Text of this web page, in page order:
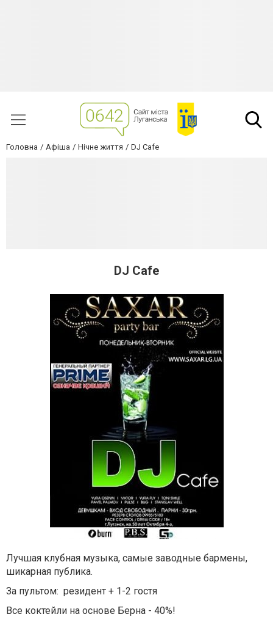
Головна Афіша Нічне життя DJ Cafe
DJ Cafe
Лучшая клубная музыка, самые заводные бармены,
шикарная публика.
За пультом: резидент + 1-2 гостя
Все коктейли на основе Берна - 40%!